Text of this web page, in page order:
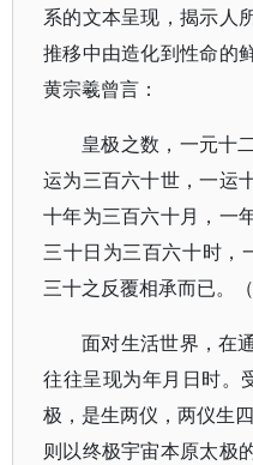
系的文本呈现，揭示人
推移中由造化到性命的
黄宗羲曾言：
皇极之数，一元十
运为三百六十世，一运
十年为三百六十月，一
三十日为三百六十时
三十之反覆相承而已。
面对生活世界，在
往往呈现为年月日时。
极，是生两仪，两仪生
则以终极宇宙本原太极